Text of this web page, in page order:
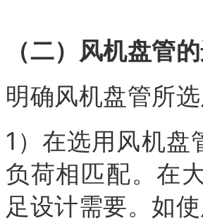
（二）风机盘管
明确风机盘管所
1）在选用风机盘
负荷相匹配。在
足设计需要。如